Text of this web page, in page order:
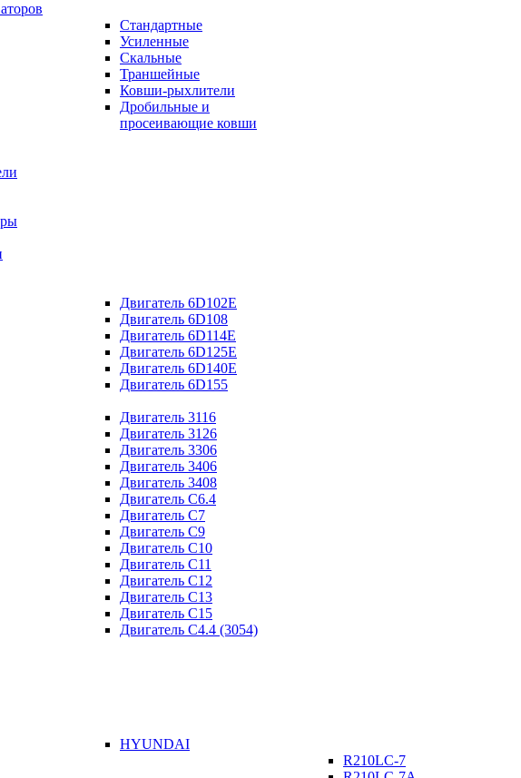
Стандартные
Усиленные
Скальные
Траншейные
Ковши-рыхлители
Дробильные и
просеивающие ковши
Двигатель 6D102E
Двигатель 6D108
Двигатель 6D114E
Двигатель 6D125E
Двигатель 6D140E
Двигатель 6D155
Двигатель 3116
Двигатель 3126
Двигатель 3306
Двигатель 3406
Двигатель 3408
Двигатель C6.4
Двигатель C7
Двигатель C9
Двигатель C10
Двигатель C11
Двигатель C12
Двигатель C13
Двигатель C15
Двигатель C4.4 (3054)
HYUNDAI
R210LC-7